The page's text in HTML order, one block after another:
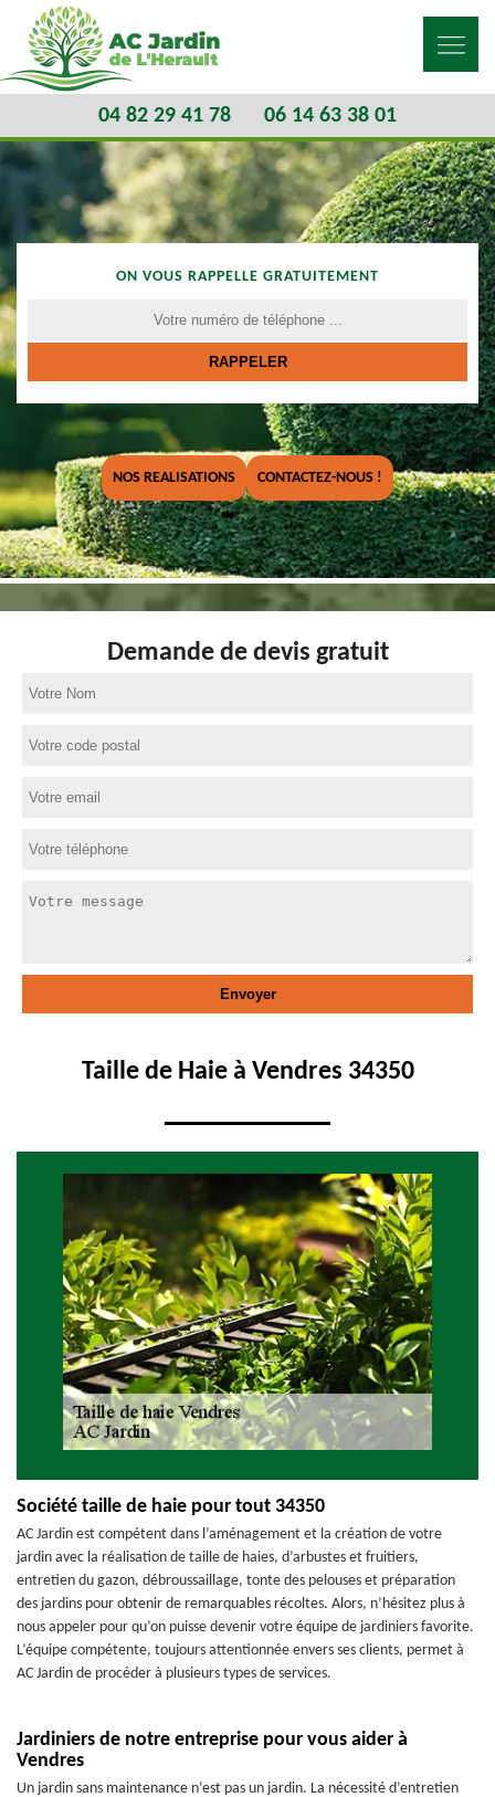
04 82 29 41 78 06 14 63 38 01
ON VOUS RAPPELLE GRATUITEMENT
NOS REALISATIONS CONTACTEZ-NOUS !
Demande de devis gratuit
Taille de Haie à Vendres 34350
Société taille de haie pour tout 34350
AC Jardin est compétent dans l’aménagement et la création de votre
jardin avec la réalisation de taille de haies, d’arbustes et fruitiers,
entretien du gazon, débroussaillage, tonte des pelouses et préparation
des jardins pour obtenir de remarquables récoltes. Alors, n’hésitez plus à
nous appeler pour qu’on puisse devenir votre équipe de jardiniers favorite.
L’équipe compétente, toujours attentionnée envers ses clients, permet à
AC Jardin de procéder à plusieurs types de services.
Jardiniers de notre entreprise pour vous aider à
Vendres
Un jardin sans maintenance n’est pas un jardin. La nécessité d’entretien